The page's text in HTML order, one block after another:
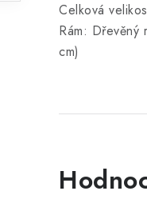
Celková
Rám: Dřevěný
cm)